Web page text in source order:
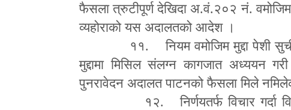
फैसला त्रुटीपूर्ण देखिदा अ.वं.२०२ नं. वमोजिम
व्यहोराको यस अदालतको आदेश ।
११. नियम वमोजिम मुद्दा पेशी
मुद्दामा मिसिल संलग्न कागजात अध्ययन
पुनरावेदन अदालत पाटनको फैसला मिले
१२. निर्णयतर्फ विचार गर्दा